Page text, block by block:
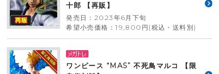
十郎 【再販】
発売日：2023年6月下旬
希望小売価格：19,800円(税込・送料別)
ワンピース “MAS” 不死鳥マルコ 【限